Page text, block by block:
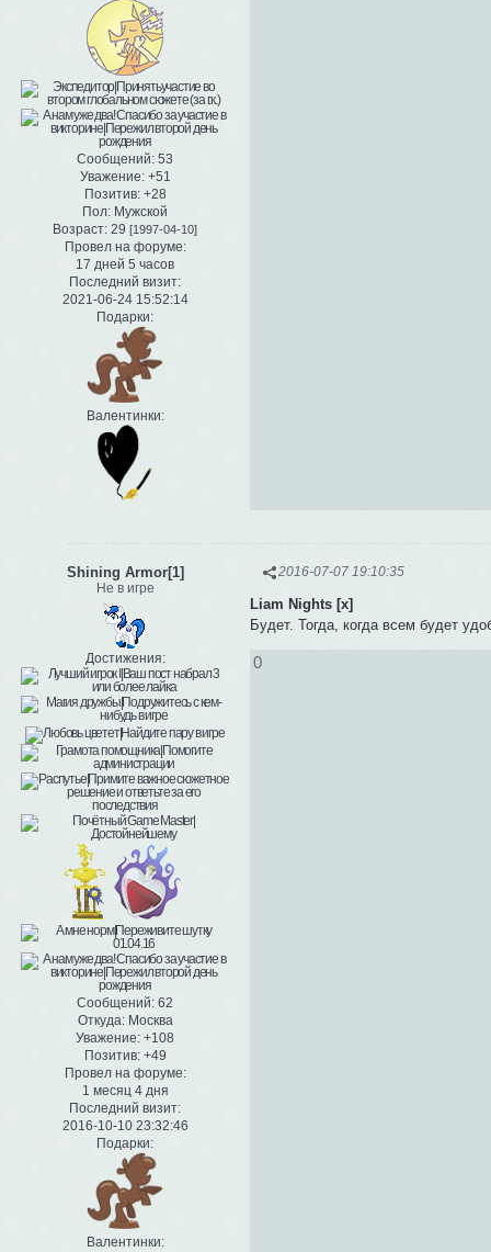
Сообщений: 53
Уважение: +51
Позитив: +28
Пол: Мужской
Возраст: 29 [1997-04-10]
Провел на форуме:
17 дней 5 часов
Последний визит:
2021-06-24 15:52:14
Подарки:
Валентинки:
2016-07-07 19:10:35
Shining Armor[1]
Не в игре
Достижения:
Сообщений: 62
Откуда:Москва
Уважение: +108
Позитив: +49
Провел на форуме:
1 месяц 4 дня
Последний визит:
2016-10-10 23:32:46
Подарки:
Валентинки:
Liam Nights [x]
Будет. Тогда, когда всем будет
0